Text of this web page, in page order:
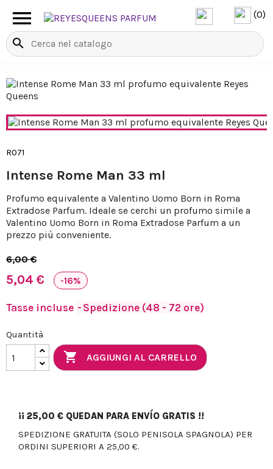
 (0)
search
R071
Intense Rome Man 33 ml
Profumo equivalente a Valentino Uomo Born in Roma
Extradose Parfum. Ideale se cerchi un profumo simile a
Valentino Uomo Born in Roma Extradose Parfum a un
prezzo più conveniente.
6,00 €
5,04 € -16%
Tasse incluse Spedizione (48 - 72 ore)
Quantità
 AGGIUNGI AL CARRELLO
¡¡ 25,00 € QUEDAN PARA ENVÍO GRATIS !!
SPEDIZIONE GRATUITA (SOLO PENISOLA SPAGNOLA) PER
ORDINI SUPERIORI A 25,00 €.